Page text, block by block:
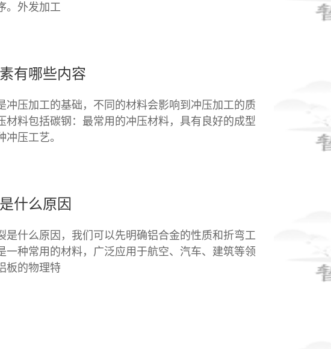
。外发加工
有哪些内容
冲压加工的基础，不同的材料会影响到冲压加工的质
材料包括碳钢：最常用的冲压材料，具有良好的成型
压工艺。
什么原因
是什么原因，我们可以先明确铝合金的性质和折弯工
一种常用的材料，广泛应用于航空、汽车、建筑等领
板的物理特